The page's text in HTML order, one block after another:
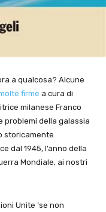
a qualcosa? Alcune
firme a cura di
milanese Franco
problemi della galassia
storicamente
dal 1945, l’anno della
Mondiale, ai nostri
Unite ‘se non